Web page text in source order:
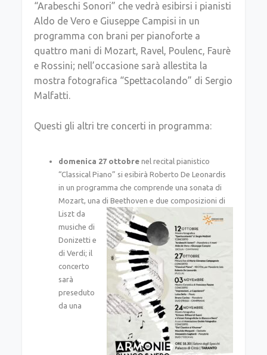
“Arabeschi Sonori” che vedrà esibirsi i pianisti
Aldo de Vero e Giuseppe Campisi in un
programma con brani per pianoforte a
quattro mani di Mozart, Ravel, Poulenc, Faurè
e Rossini; nell’occasione sarà allestita la
mostra fotografica “Spettacolando” di Sergio
Malfatti.
Questi gli altri tre concerti in programma:
domenica 27 ottobre nel recital pianistico
“Classical Piano” si esibirà Roberto De Leonardis
in un programma che comprende una sonata di
Mozart, una di Beethoven e due composizioni di
Liszt da
musiche di
Donizetti e
di Verdi; il
concerto
sarà
preseduto
da una